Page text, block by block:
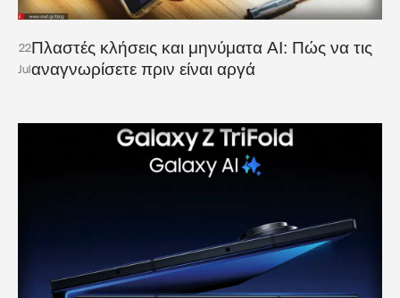
22
Jul
Πλαστές κλήσεις και μηνύματα AI: Πώς να τις
αναγνωρίσετε πριν είναι αργά